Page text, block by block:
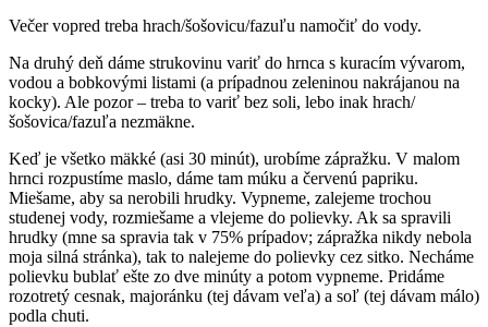
Večer vopred treba hrach/šošovicu/fazuľu namočiť do vody.
Na druhý deň dáme strukovinu variť do hrnca s kuracím vývarom,
vodou a bobkovými listami (a prípadnou zeleninou nakrájanou na
kocky). Ale pozor – treba to variť bez soli, lebo inak hrach/
šošovica/fazuľa nezmäkne.
Keď je všetko mäkké (asi 30 minút), urobíme zápražku. V malom
hrnci rozpustíme maslo, dáme tam múku a červenú papriku.
Miešame, aby sa nerobili hrudky. Vypneme, zalejeme trochou
studenej vody, rozmiešame a vlejeme do polievky. Ak sa spravili
hrudky (mne sa spravia tak v 75% prípadov; zápražka nikdy nebola
moja silná stránka), tak to nalejeme do polievky cez sitko. Necháme
polievku bublať ešte zo dve minúty a potom vypneme. Pridáme
rozotretý cesnak, majoránku (tej dávam veľa) a soľ (tej dávam málo)
podla chuti.